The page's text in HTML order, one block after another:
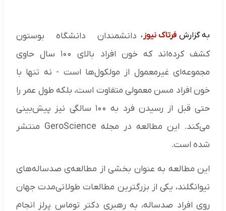
به گزارش فرتاک نیوز ، دانشمندان دانشگاه بوستون
کشف کرده‌اند که خون افراد بالای ۱۰۰ سال حاوی
مجموعه‌ای غیرمعمول از مولکول‌ها است - نه تنها با
خون افراد مسن معمولی متفاوت است، بلکه طول عمر را
حتی قبل از رسیدن فرد به ۱۰۰ سالگی نیز پیش‌بینی
می‌کند. این مطالعه در مجله GeroScience منتشر
شده است.
این مطالعه به عنوان بخشی از مطالعه‌ی صدساله‌های
نیوانگلند، یکی از بزرگترین مطالعات طولانی‌مدت جهان
روی افراد صدساله، به رهبری دکتر توماس پرلز انجام